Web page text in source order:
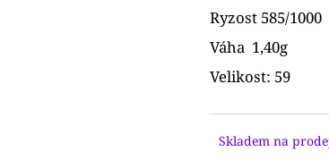
hvězdiček.
Ryzost 585/1000
Váha 1,40g
Velikost: 59
Skladem na